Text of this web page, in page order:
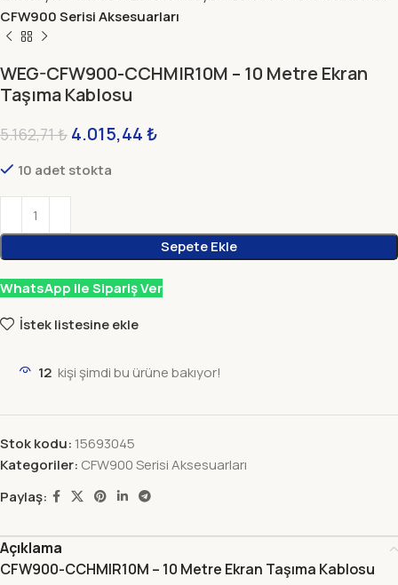
CFW900 Serisi Aksesuarları
WEG-CFW900-CCHMIR10M – 10 Metre Ekran
Taşıma Kablosu
5.162,71₺ 4.015,44₺
10 adet stokta
Sepete Ekle
WhatsApp ile Sipariş Ver
İstek listesine ekle
12 kişi şimdi bu ürüne bakıyor!
Stok kodu: 15693045
Kategoriler: CFW900 Serisi Aksesuarları
Paylaş:
Açıklama
CFW900-CCHMIR10M – 10 Metre Ekran Taşıma Kablosu